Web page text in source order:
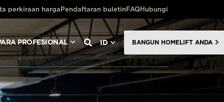
perkiraan harga Pendaftaran buletinFAQHubungi
PROFESIONAL ID BANGUN HOMELIFT ANDA